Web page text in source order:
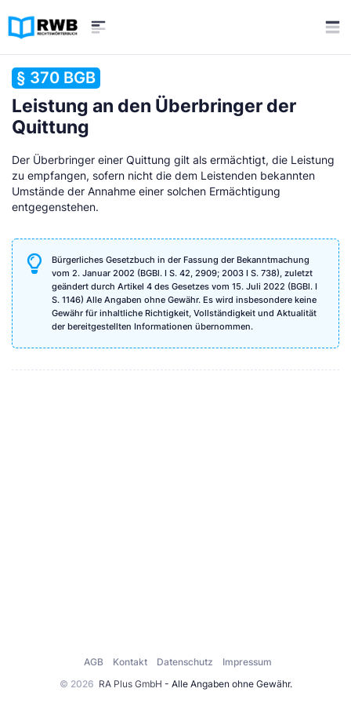
§ 370 BGB
Leistung an den Überbringer der
Quittung
Der Überbringer einer Quittung gilt als ermächtigt, die Leistung
zu empfangen, sofern nicht die dem Leistenden bekannten
Umstände der Annahme einer solchen Ermächtigung
entgegenstehen.
Bürgerliches Gesetzbuch in der Fassung der Bekanntmachung
vom 2. Januar 2002 (BGBl. I S. 42, 2909; 2003 I S. 738), zuletzt
geändert durch Artikel 4 des Gesetzes vom 15. Juli 2022 (BGBl. I
S. 1146) Alle Angaben ohne Gewähr. Es wird insbesondere keine
Gewähr für inhaltliche Richtigkeit, Vollständigkeit und Aktualität
der bereitgestellten Informationen übernommen.
© 2026 RA Plus GmbH - Alle Angaben ohne Gewähr.
AGB Kontakt Datenschutz Impressum